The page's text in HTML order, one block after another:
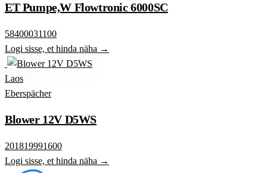
ET Pumpe,W Flowtronic 6000SC
58400031100
Logi sisse, et hinda näha →
Laos
Eberspächer
Blower 12V D5WS
201819991600
Logi sisse, et hinda näha →